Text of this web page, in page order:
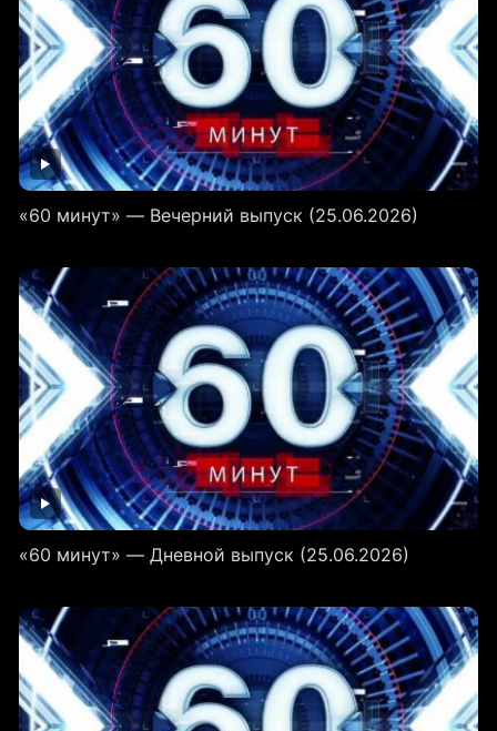
«60 минут» — Вечерний выпуск (25.06.2026)
«60 минут» — Дневной выпуск (25.06.2026)